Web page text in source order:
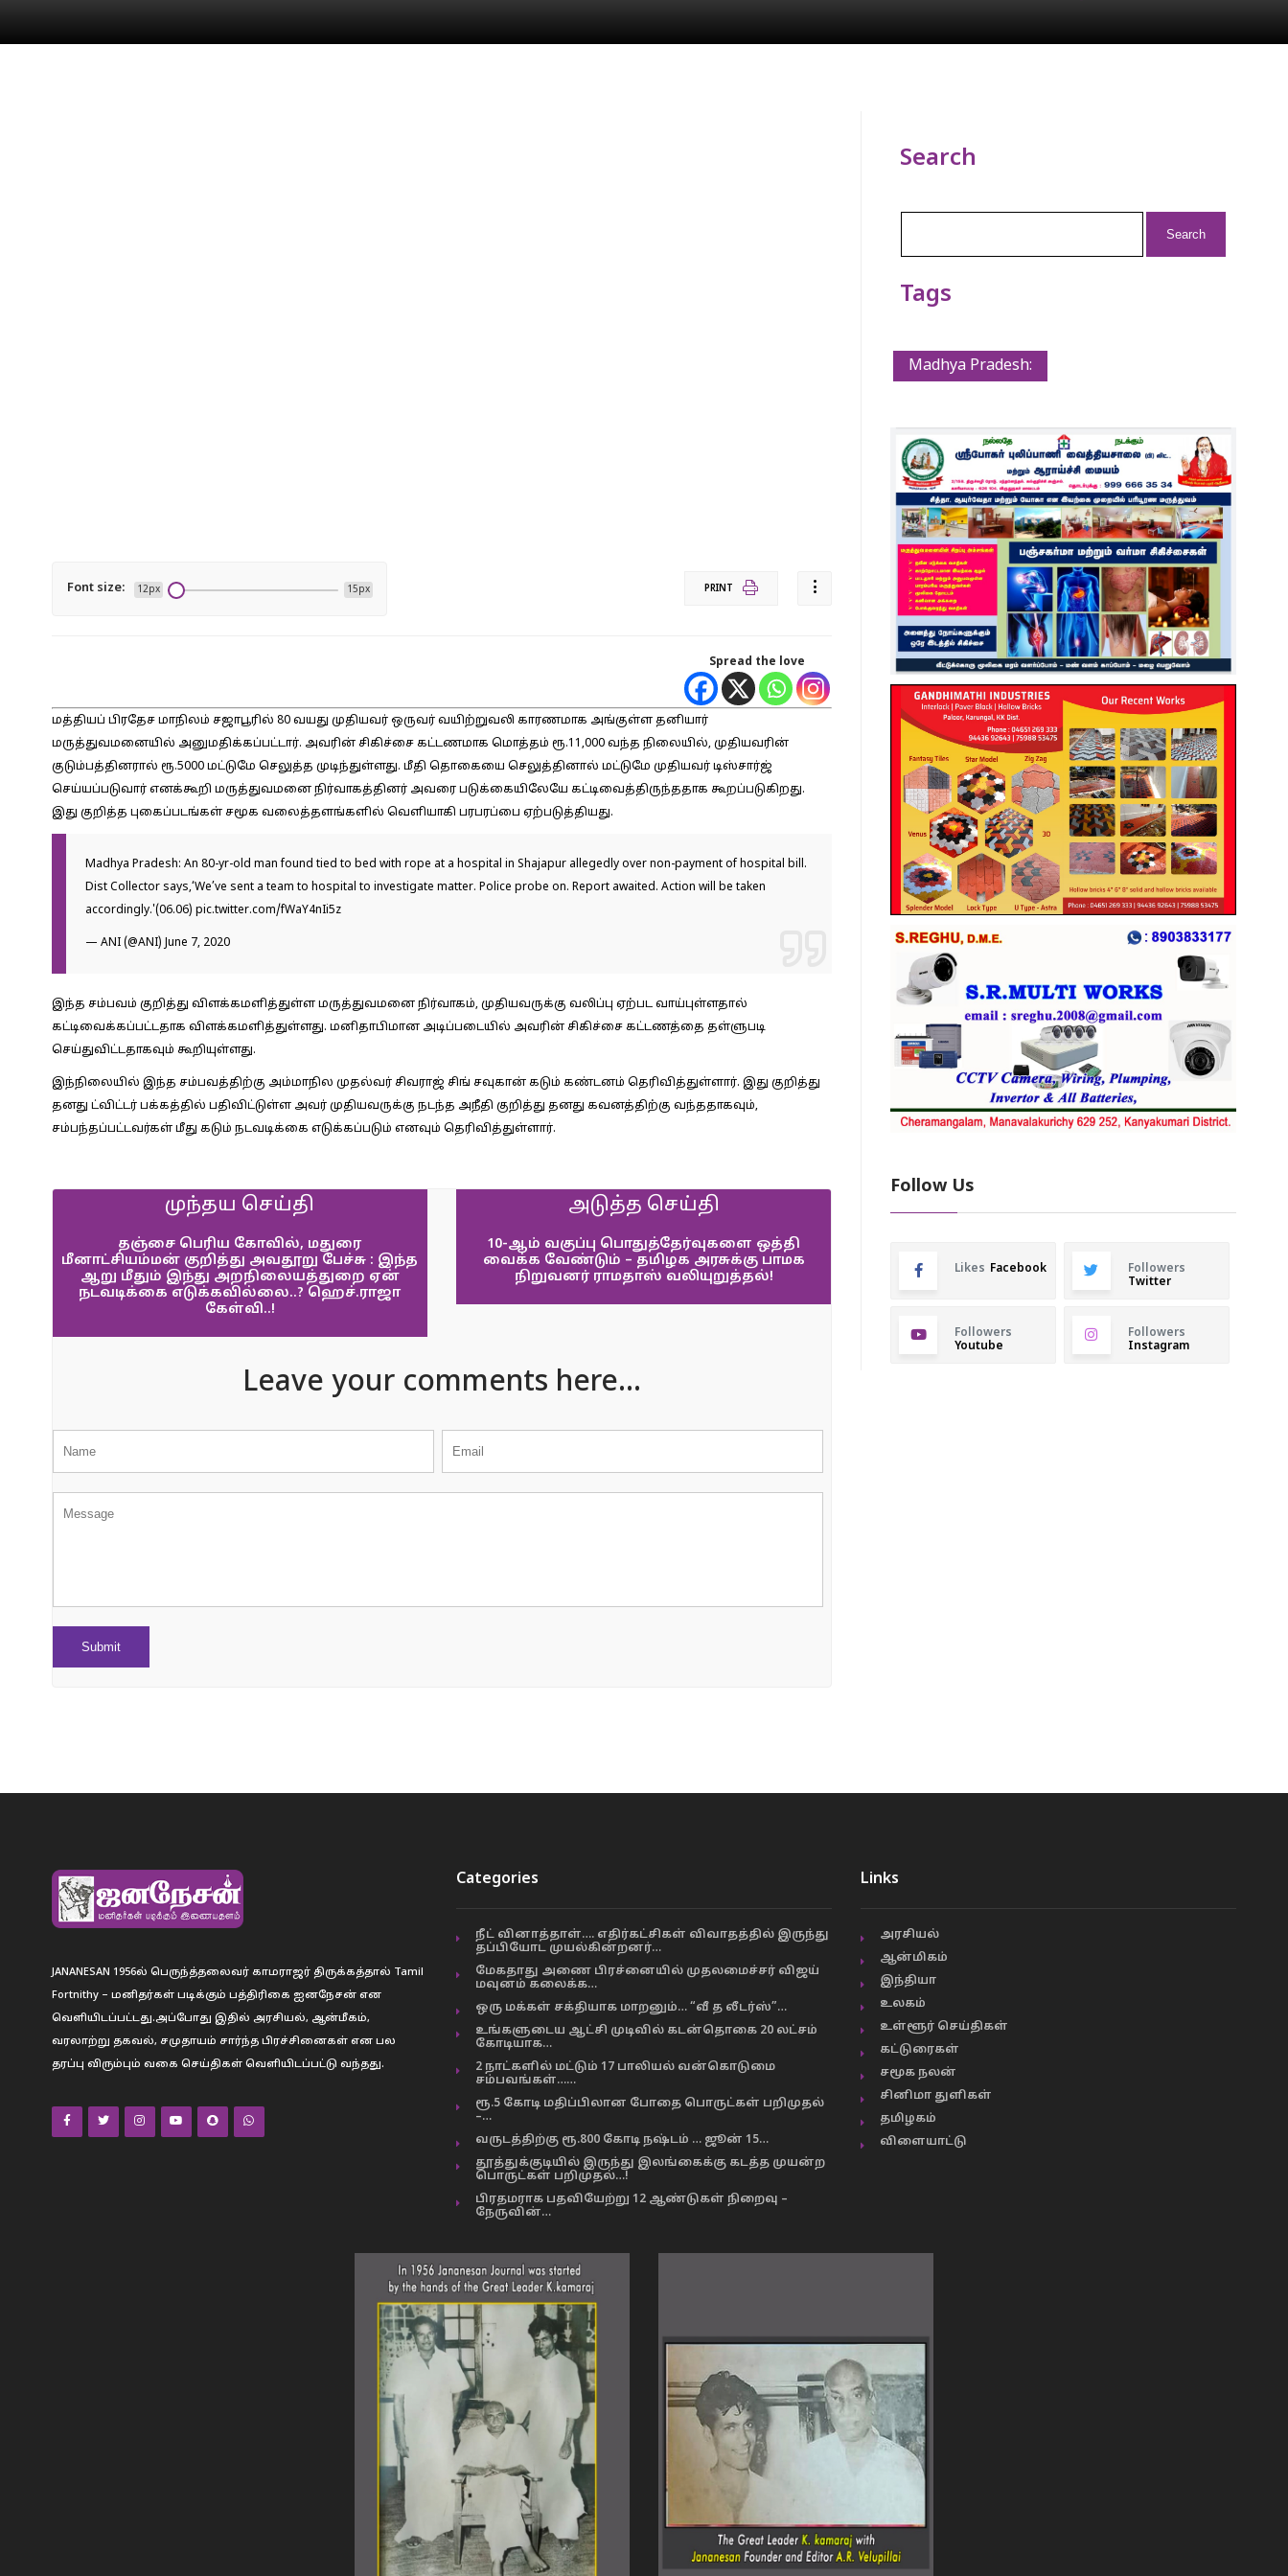
Font size: 12px 15px PRINT
Spread the love
மத்தியப் பிரதேச மாநிலம் சஜாபூரில் 80 வயது முதியவர் ஒருவர் வயிற்றுவலி காரணமாக அங்குள்ள தனியார்
மருத்துவமனையில் அனுமதிக்கப்பட்டார். அவரின் சிகிச்சை கட்டணமாக மொத்தம் ரூ.11,000 வந்த நிலையில், முதியவரின்
குடும்பத்தினரால் ரூ.5000 மட்டுமே செலுத்த முடிந்துள்ளது. மீதி தொகையை செலுத்தினால் மட்டுமே முதியவர் டிஸ்சார்ஜ்
செய்யப்படுவார் எனக்கூறி மருத்துவமனை நிர்வாகத்தினர் அவரை படுக்கையிலேயே கட்டிவைத்திருந்ததாக கூறப்படுகிறது.
இது குறித்த புகைப்படங்கள் சமூக வலைத்தளங்களில் வெளியாகி பரபரப்பை ஏற்படுத்தியது.
Madhya Pradesh: An 80-yr-old man found tied to bed with rope at a hospital in Shajapur allegedly over non-payment of hospital bill.
Dist Collector says,‘We’ve sent a team to hospital to investigate matter. Police probe on. Report awaited. Action will be taken
accordingly.'(06.06) pic.twitter.com/fWaY4nIi5z
— ANI (@ANI) June 7, 2020
இந்த சம்பவம் குறித்து விளக்கமளித்துள்ள மருத்துவமனை நிர்வாகம், முதியவருக்கு வலிப்பு ஏற்பட வாய்புள்ளதால்
கட்டிவைக்கப்பட்டதாக விளக்கமளித்துள்ளது. மனிதாபிமான அடிப்படையில் அவரின் சிகிச்சை கட்டணத்தை தள்ளுபடி
செய்துவிட்டதாகவும் கூறியுள்ளது.
இந்நிலையில் இந்த சம்பவத்திற்கு அம்மாநில முதல்வர் சிவராஜ் சிங் சவுகான் கடும் கண்டனம் தெரிவித்துள்ளார். இது குறித்து
தனது ட்விட்டர் பக்கத்தில் பதிவிட்டுள்ள அவர் முதியவருக்கு நடந்த அநீதி குறித்து தனது கவனத்திற்கு வந்ததாகவும்,
சம்பந்தப்பட்டவர்கள் மீது கடும் நடவடிக்கை எடுக்கப்படும் எனவும் தெரிவித்துள்ளார்.
முந்தய செய்தி
தஞ்சை பெரிய கோவில், மதுரை
மீனாட்சியம்மன் குறித்து அவதூறு பேச்சு : இந்த
ஆறு மீதும் இந்து அறநிலையத்துறை ஏன்
நடவடிக்கை எடுக்கவில்லை..? ஹெச்.ராஜா
கேள்வி..!
அடுத்த செய்தி
10-ஆம் வகுப்பு பொதுத்தேர்வுகளை ஒத்தி
வைக்க வேண்டும் – தமிழக அரசுக்கு பாமக
நிறுவனர் ராமதாஸ் வலியுறுத்தல்!
Leave your comments here...
Search
Tags
Madhya Pradesh:
Follow Us
Likes Facebook
Followers
Twitter
Followers
Youtube
Followers
Instagram
JANANESAN 1956ல் பெருந்த்தலைவர் காமராஜர் திருக்கத்தால் Tamil
Fortnithy – மனிதர்கள் படிக்கும் பத்திரிகை ஐனநேசன் என
வெளியிடப்பட்டது.அப்போது இதில் அரசியல், ஆன்மீகம்,
வரலாற்று தகவல், சமுதாயம் சார்ந்த பிரச்சினைகள் என பல
தரப்பு விரும்பும் வகை செய்திகள் வெளியிடப்பட்டு வந்தது.
Categories
நீட் வினாத்தாள்…. எதிர்கட்சிகள் விவாதத்தில் இருந்து
தப்பியோட முயல்கின்றனர்…
மேகதாது அணை பிரச்னையில் முதலமைச்சர் விஜய்
மவுனம் கலைக்க…
ஒரு மக்கள் சக்தியாக மாறனும்… “வீ த லீடர்ஸ்”…
உங்களுடைய ஆட்சி முடிவில் கடன்தொகை 20 லட்சம்
கோடியாக…
2 நாட்களில் மட்டும் 17 பாலியல் வன்கொடுமை
சம்பவங்கள்……
ரூ.5 கோடி மதிப்பிலான போதை பொருட்கள் பறிமுதல்
–…
வருடத்திற்கு ரூ.800 கோடி நஷ்டம் … ஜூன் 15…
தூத்துக்குடியில் இருந்து இலங்கைக்கு கடத்த முயன்ற
பொருட்கள் பறிமுதல்…!
பிரதமராக பதவியேற்று 12 ஆண்டுகள் நிறைவு –
நேருவின்…
Links
அரசியல்
ஆன்மிகம்
இந்தியா
உலகம்
உள்ளூர் செய்திகள்
கட்டுரைகள்
சமூக நலன்
சினிமா துளிகள்
தமிழகம்
விளையாட்டு